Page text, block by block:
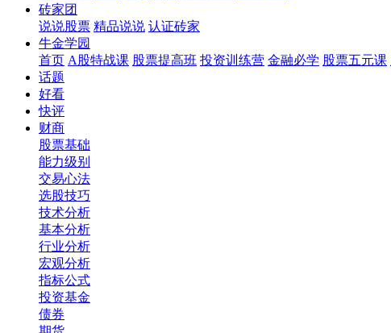
砖家团
说说股票 精品说说 认证砖家
牛金学园
首页 A股特战课 股票提高班 投资训练营 金融必学 股票五元课
话题
好看
快评
财商
股票基础
能力级别
交易心法
选股技巧
技术分析
基本分析
行业分析
宏观分析
指标公式
投资基金
债券